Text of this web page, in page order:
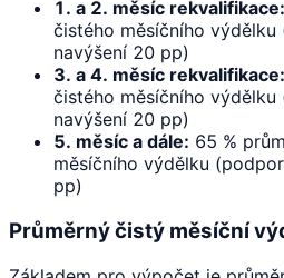
1. a 2. měsíc rekvalifikace:
čistého měsíčního výdělku
navýšení 20 pp)
3. a 4. měsíc rekvalifikace:
čistého měsíčního výdělku
navýšení 20 pp)
5. měsíc a dále: 65 %
měsíčního výdělku
pp)
Průměrný čistý měsíční